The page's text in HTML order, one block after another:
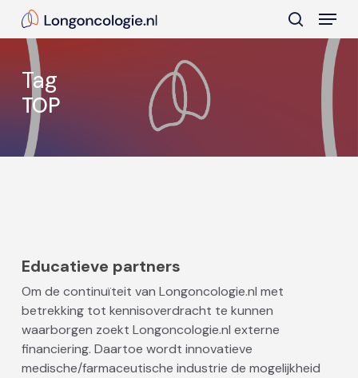
content
search
Menu
Tag
TOP
Educatieve partners
Om de continuïteit van Longoncologie.nl met
betrekking tot kennisoverdracht te kunnen
waarborgen zoekt Longoncologie.nl externe
financiering. Daartoe wordt innovatieve
medische/farmaceutische industrie de mogelijkheid
Close
Menu